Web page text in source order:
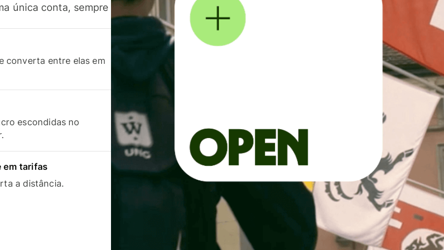
única conta, sempre
converta entre elas em
escondidas no
em tarifas
a distância.